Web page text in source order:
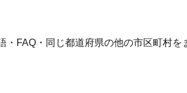
・FAQ・同じ都道府県の他の市区町村を